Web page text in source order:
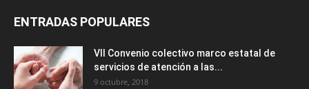
ENTRADAS POPULARES
VII Convenio colectivo marco estatal de
servicios de atención a las...
9 octubre, 2018